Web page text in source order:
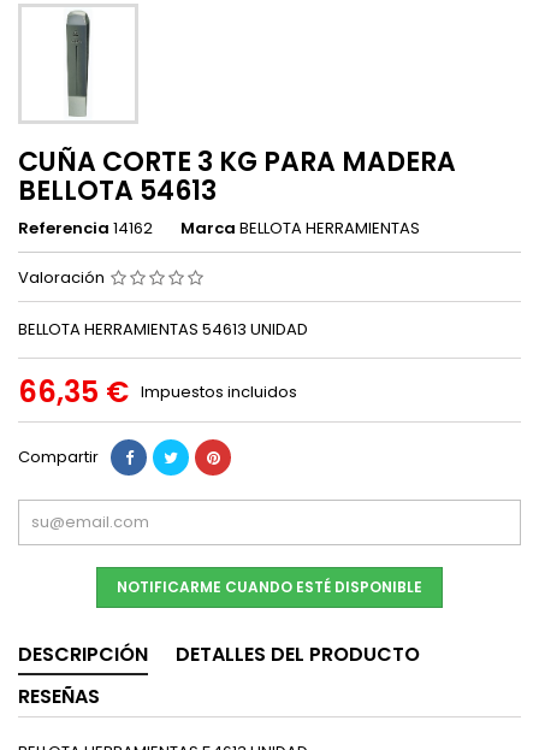
CUÑA CORTE 3 KG PARA MADERA
BELLOTA 54613
Referencia 14162 Marca BELLOTA HERRAMIENTAS
Valoración
BELLOTA HERRAMIENTAS 54613 UNIDAD
66,35 € Impuestos incluidos
Compartir
NOTIFICARME CUANDO ESTÉ DISPONIBLE
DESCRIPCIÓN
DETALLES DEL PRODUCTO
RESEÑAS